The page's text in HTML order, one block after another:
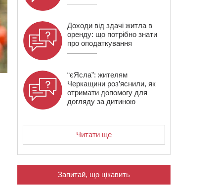
Доходи від здачі житла в
оренду: що потрібно знати
про оподаткування
“єЯсла”: жителям
Черкащини роз’яснили, як
отримати допомогу для
догляду за дитиною
Читати ще
Запитай, що цікавить